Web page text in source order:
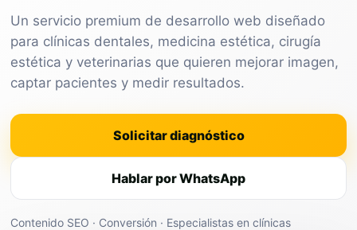
Un servicio premium de desarrollo web diseñado
para clínicas dentales, medicina estética, cirugía
estética y veterinarias que quieren mejorar imagen,
captar pacientes y medir resultados.
Solicitar diagnóstico
Hablar por WhatsApp
Contenido SEO · Conversión · Especialistas en clínicas